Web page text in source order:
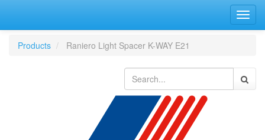
la
Products Raniero Light Spacer K-WAY E21